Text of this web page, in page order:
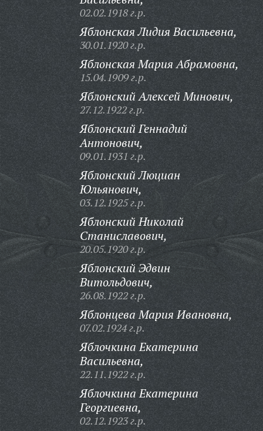
02.02.1918 г.р.
Яблонская Лидия Васильевна,
30.01.1920 г.р.
Яблонская Мария Абрамовна,
15.04.1909 г.р.
Яблонский Алексей Минович,
27.12.1922 г.р.
Яблонский Геннадий
Антонович,
09.01.1931 г.р.
Яблонский Люциан
Юльянович,
03.12.1925 г.р.
Яблонский Николай
Станиславович,
20.05.1920 г.р.
Яблонский Эдвин
Витольдович,
26.08.1922 г.р.
Яблонцева Мария Ивановна,
07.02.1924 г.р.
Яблочкина Екатерина
Васильевна,
22.11.1922 г.р.
Яблочкина Екатерина
Георгиевна,
02.12.1923 г.р.